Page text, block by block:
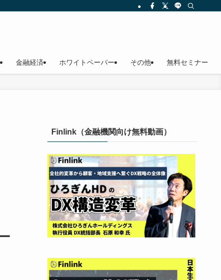
金融経済 ホワイトペーパー その他 無料セミナー
Finlink（金融機関向け無料動画）